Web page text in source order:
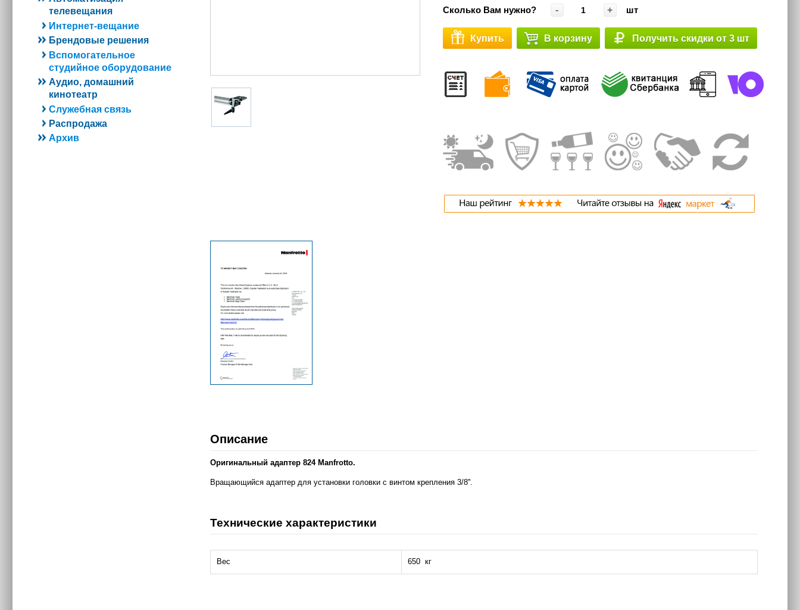
телевещания
Интернет-вещание
Брендовые решения
Вспомогательное
студийное оборудование
Аудио, домашний
кинотеатр
Служебная связь
Распродажа
Архив
Сколько Вам нужно? - + шт
Купить В корзину Получить скидки от 3 шт
Описание
Оригинальный адаптер 824 Manfrotto.
Вращающийся адаптер для установки головки с винтом крепления 3/8''.
Технические характеристики
Вес 650 кг